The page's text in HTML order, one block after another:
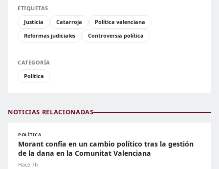
ETIQUETAS
Justicia
Catarroja
Política valenciana
Reformas judiciales
Controversia política
CATEGORÍA
Política
NOTICIAS RELACIONADAS
POLÍTICA
Morant confía en un cambio político tras la gestión
de la dana en la Comunitat Valenciana
Hace 7h